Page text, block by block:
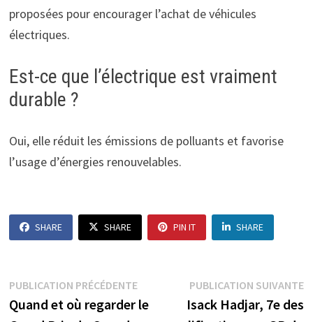
proposées pour encourager l’achat de véhicules
électriques.
Est-ce que l’électrique est vraiment
durable ?
Oui, elle réduit les émissions de polluants et favorise
l’usage d’énergies renouvelables.
SHARE SHARE PIN IT SHARE
Navigation
de
PUBLICATION PRÉCÉDENTEPublication
précédente :
Quand et où regarder le
PUBLICATION SUIVANTE
Isack Hadjar, 7e des